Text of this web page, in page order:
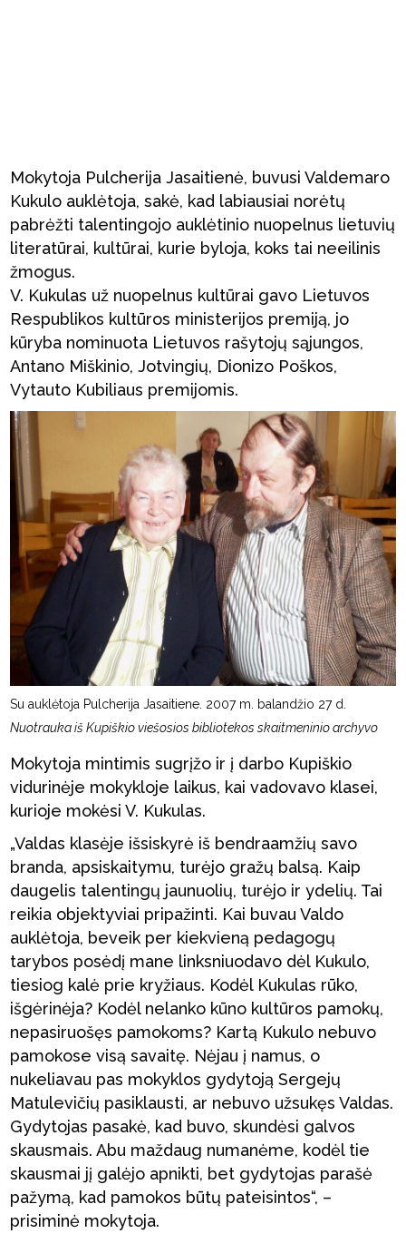
Mokytoja Pulcherija Jasaitienė, buvusi Valdemaro
Kukulo auklėtoja, sakė, kad labiausiai norėtų
pabrėžti talentingojo auklėtinio nuopelnus lietuvių
literatūrai, kultūrai, kurie byloja, koks tai neeilinis
žmogus.
V. Kukulas už nuopelnus kultūrai gavo Lietuvos
Respublikos kultūros ministerijos premiją, jo
kūryba nominuota Lietuvos rašytojų sąjungos,
Antano Miškinio, Jotvingių, Dionizo Poškos,
Vytauto Kubiliaus premijomis.
Su auklėtoja Pulcherija Jasaitiene. 2007 m. balandžio 27 d.
Nuotrauka iš Kupiškio viešosios bibliotekos skaitmeninio archyvo
Mokytoja mintimis sugrįžo ir į darbo Kupiškio
vidurinėje mokykloje laikus, kai vadovavo klasei,
kurioje mokėsi V. Kukulas.
„Valdas klasėje išsiskyrė iš bendraamžių savo
branda, apsiskaitymu, turėjo gražų balsą. Kaip
daugelis talentingų jaunuolių, turėjo ir ydelių. Tai
reikia objektyviai pripažinti. Kai buvau Valdo
auklėtoja, beveik per kiekvieną pedagogų
tarybos posėdį mane linksniuodavo dėl Kukulo,
tiesiog kalė prie kryžiaus. Kodėl Kukulas rūko,
išgėrinėja? Kodėl nelanko kūno kultūros pamokų,
nepasiruošęs pamokoms? Kartą Kukulo nebuvo
pamokose visą savaitę. Nėjau į namus, o
nukeliavau pas mokyklos gydytoją Sergejų
Matulevičių pasiklausti, ar nebuvo užsukęs Valdas.
Gydytojas pasakė, kad buvo, skundėsi galvos
skausmais. Abu maždaug numanėme, kodėl tie
skausmai jį galėjo apnikti, bet gydytojas parašė
pažymą, kad pamokos būtų pateisintos“, –
prisiminė mokytoja.